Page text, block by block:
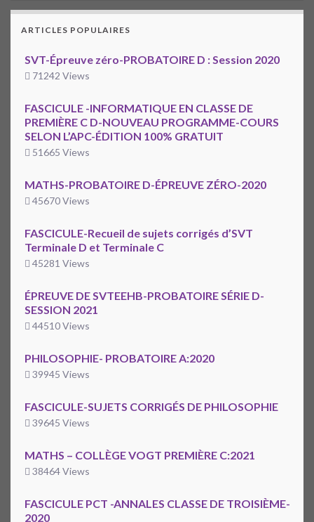
ARTICLES POPULAIRES
SVT-Épreuve zéro-PROBATOIRE D : Session 2020
71242 Views
FASCICULE -INFORMATIQUE EN CLASSE DE
PREMIÈRE C D-NOUVEAU PROGRAMME-COURS
SELON L’APC-ÉDITION 100% GRATUIT
51665 Views
MATHS-PROBATOIRE D-ÉPREUVE ZÉRO-2020
45670 Views
FASCICULE-Recueil de sujets corrigés d’SVT
Terminale D et Terminale C
45281 Views
ÉPREUVE DE SVTEEHB-PROBATOIRE SÉRIE D-
SESSION 2021
44510 Views
PHILOSOPHIE- PROBATOIRE A:2020
39945 Views
FASCICULE-SUJETS CORRIGÉS DE PHILOSOPHIE
39645 Views
MATHS – COLLÈGE VOGT PREMIÈRE C:2021
38464 Views
FASCICULE PCT -ANNALES CLASSE DE TROISIÈME-
2020